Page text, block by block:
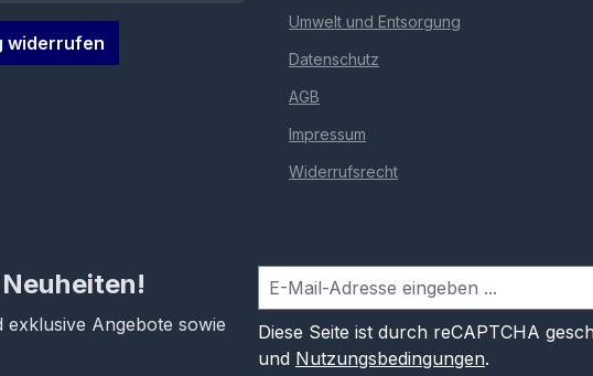
widerrufen
Umwelt und Entsorgung
Datenschutz
AGB
Impressum
Widerrufsrecht
Angebote sowie
Diese Seite ist durch reCAPTCHA
und Nutzungsbedingungen.